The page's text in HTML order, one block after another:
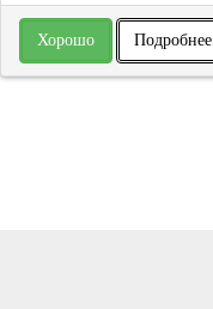
» В избранное
Хорошо Подробнее